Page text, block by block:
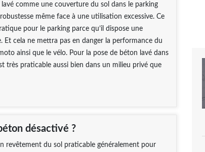
comme une couverture du sol dans le parking
même face à une utilisation excessive. Ce
pour le parking parce qu’il dispose une
Et cela ne mettra pas en danger la performance du
ainsi que le vélo. Pour la pose de béton lavé dans
très praticable aussi bien dans un milieu privé que
désactivé ?
revêtement du sol praticable généralement pour